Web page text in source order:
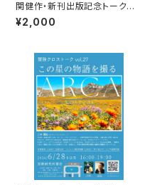
関健作・新刊出版記念トークイ
ベント録画視聴権
¥2,000